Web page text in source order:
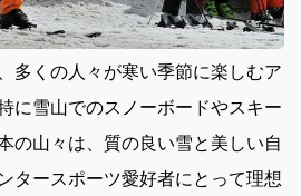
多くの人々が寒い季節に楽しむア
に雪山でのスノーボードやスキー
の山々は、質の良い雪と美しい自
タースポーツ愛好者にとって理想